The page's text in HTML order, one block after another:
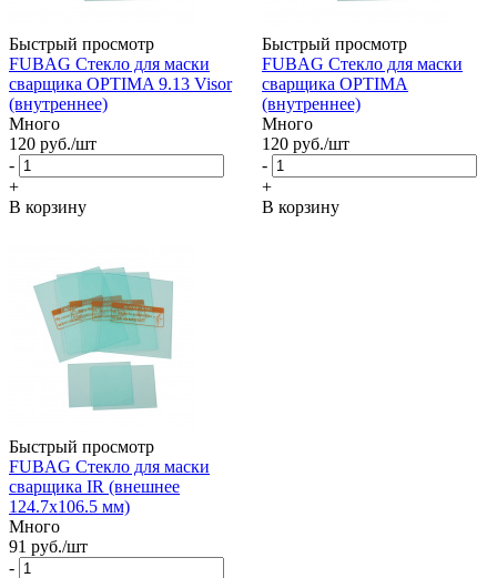
Быстрый просмотр
FUBAG Стекло для маски
сварщика OPTIMA 9.13 Visor
(внутреннее)
Много
120 руб./шт
-
+
В корзину
Быстрый просмотр
FUBAG Стекло для маски
сварщика OPTIMA
(внутреннее)
Много
120 руб./шт
-
+
В корзину
Быстрый просмотр
FUBAG Стекло для маски
сварщика IR (внешнее
124.7х106.5 мм)
Много
91 руб./шт
-